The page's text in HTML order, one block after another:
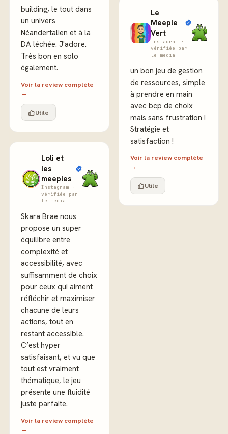
building, le tout dans
un univers
Néandertalien et à la
DA léchée. J'adore.
Très bon en solo
également.
Voir la review complète
→
Utile
Loli et
les
meeples
Instagram ·
vérifiée par
le média
Skara Brae nous
propose un super
équilibre entre
complexité et
accessibilité, avec
suffisamment de choix
pour ceux qui aiment
réfléchir et maximiser
chacune de leurs
actions, tout en
restant accessible.
C’est hyper
satisfaisant, et vu que
tout est vraiment
thématique, le jeu
présente une fluidité
juste parfaite.
Voir la review complète
→
Le
Meeple
Vert
Instagram ·
vérifiée par
le média
un bon jeu de gestion
de ressources, simple
à prendre en main
avec bcp de choix
mais sans frustration !
Stratégie et
satisfaction !
Voir la review complète
→
Utile